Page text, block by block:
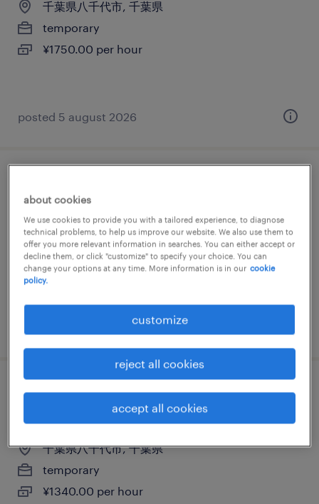
千葉県八千代市, 千葉県
temporary
¥1750.00 per hour
posted 5 august 2026
千葉県八千代市, 千葉県
temporary
¥1700.00 per hour
商社・卸の仕分け・ピッキング・梱包、検
品、その他（倉庫・軽作業）
千葉県八千代市, 千葉県
temporary
¥1340.00 per hour
about cookies
We use cookies to provide you with a tailored experience, to diagnose
technical problems, to help us improve our website. We also use them to
offer you more relevant information in searches. You can either accept or
decline them, or click "customize" to specify your choice. You can
change your options at any time. More information is in our cookie
policy.
customize
reject all cookies
accept all cookies